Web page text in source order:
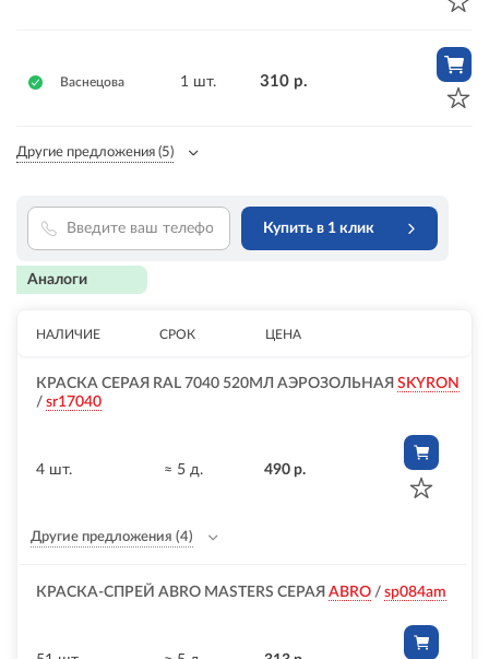
Васнецова 1 шт. 310 р.
Другие предложения (5)
Купить в 1 клик
Аналоги
НАЛИЧИЕ СРОК ЦЕНА
КРАСКА СЕРАЯ RAL 7040 520МЛ АЭРОЗОЛЬНАЯ SKYRON
/ sr17040
4 шт. ≈ 5 д. 490 р.
Другие предложения (4)
КРАСКА-СПРЕЙ ABRO MASTERS СЕРАЯ ABRO / sp084am